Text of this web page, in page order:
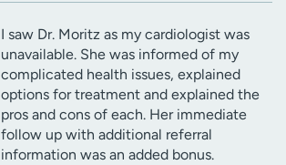
I saw Dr. Moritz as my cardiologist was
unavailable. She was informed of my
complicated health issues, explained
options for treatment and explained the
pros and cons of each. Her immediate
follow up with additional referral
information was an added bonus.